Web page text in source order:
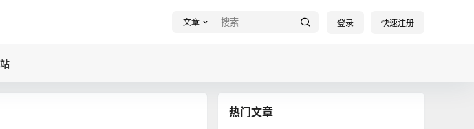
文章 登录 快速注册
热门文章